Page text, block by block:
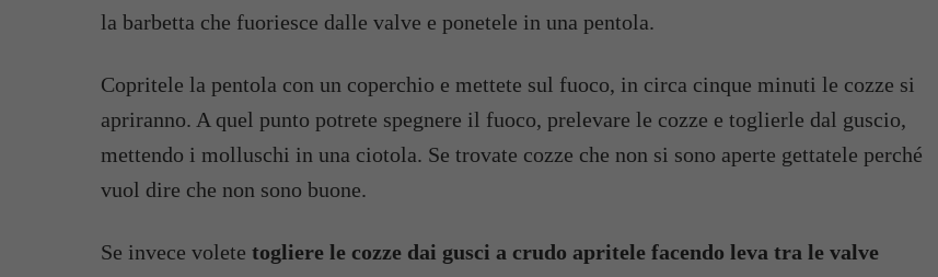
la barbetta che fuoriesce dalle valve e ponetele in una pentola.
Copritele la pentola con un coperchio e mettete sul fuoco, in circa cinque minuti le cozze si
apriranno. A quel punto potrete spegnere il fuoco, prelevare le cozze e toglierle dal guscio,
mettendo i molluschi in una ciotola. Se trovate cozze che non si sono aperte gettatele perché
vuol dire che non sono buone.
Se invece volete togliere le cozze dai gusci a crudo apritele facendo leva tra le valve